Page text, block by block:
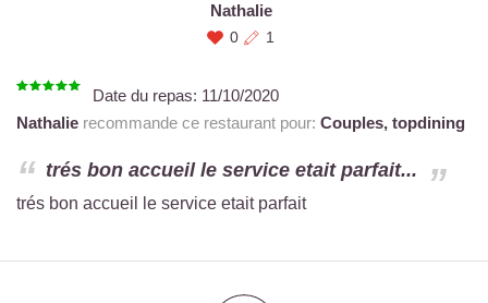
Nathalie
0 1
Date du repas: 11/10/2020
Nathalie recommande ce restaurant pour: Couples, topdining
trés bon accueil le service etait parfait...
trés bon accueil le service etait parfait